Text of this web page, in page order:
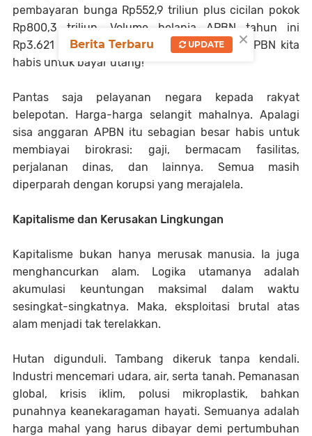
pembayaran bunga Rp552,9 triliun plus cicilan pokok
Rp800,3 triliun. Volume belanja APBN tahun ini
Rp3.621 triliun. Artinya sekitar 37,7 persen APBN kita
habis untuk bayar utang!
Pantas saja pelayanan negara kepada rakyat
belepotan. Harga-harga selangit mahalnya. Apalagi
sisa anggaran APBN itu sebagian besar habis untuk
membiayai birokrasi: gaji, bermacam fasilitas,
perjalanan dinas, dan lainnya. Semua masih
diperparah dengan korupsi yang merajalela.
Kapitalisme dan Kerusakan Lingkungan
Kapitalisme bukan hanya merusak manusia. Ia juga
menghancurkan alam. Logika utamanya adalah
akumulasi keuntungan maksimal dalam waktu
sesingkat-singkatnya. Maka, eksploitasi brutal atas
alam menjadi tak terelakkan.
Hutan digunduli. Tambang dikeruk tanpa kendali.
Industri mencemari udara, air, serta tanah. Pemanasan
global, krisis iklim, polusi mikroplastik, bahkan
punahnya keanekaragaman hayati. Semuanya adalah
harga mahal yang harus dibayar demi pertumbuhan
×
Berita Terbaru UPDATE